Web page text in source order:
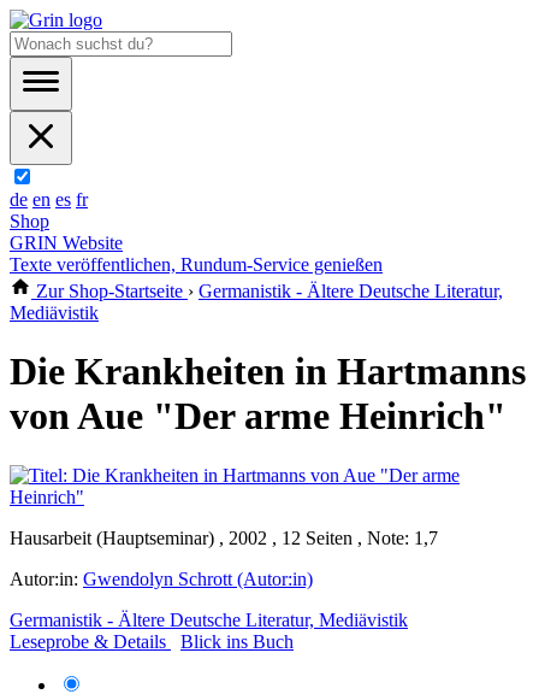
de en es fr
Shop
GRIN Website
Texte veröffentlichen, Rundum-Service genießen
Zur Shop-Startseite › Germanistik - Ältere Deutsche Literatur,
Mediävistik
Die Krankheiten in Hartmanns
von Aue "Der arme Heinrich"
Hausarbeit (Hauptseminar) , 2002 , 12 Seiten , Note: 1,7
Autor:in: Gwendolyn Schrott (Autor:in)
Germanistik - Ältere Deutsche Literatur, Mediävistik
Leseprobe & Details
Blick ins Buch